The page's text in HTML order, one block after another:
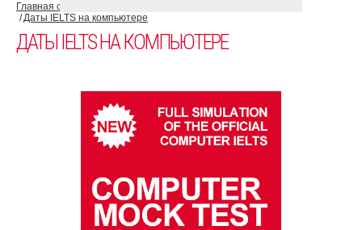
Главная страница
Даты IELTS на компьютере
ДАТЫ IELTS НА КОМПЬЮТЕРЕ